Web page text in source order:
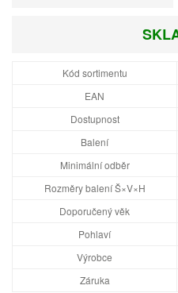
Kód sortimentu
EAN
Dostupnost
Balení
Minimální odběr
Rozměry balení Š×V×H
Doporučený věk
Pohlaví
Výrobce
Záruka